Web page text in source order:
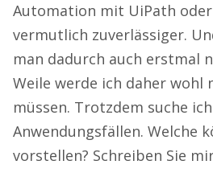
Automation mit UiPath
vermutlich zuverlässiger.
man dadurch auch erstmal
Weile werde ich daher wohl
müssen. Trotzdem suche
Anwendungsfällen. Welche
vorstellen? Schreiben Sie